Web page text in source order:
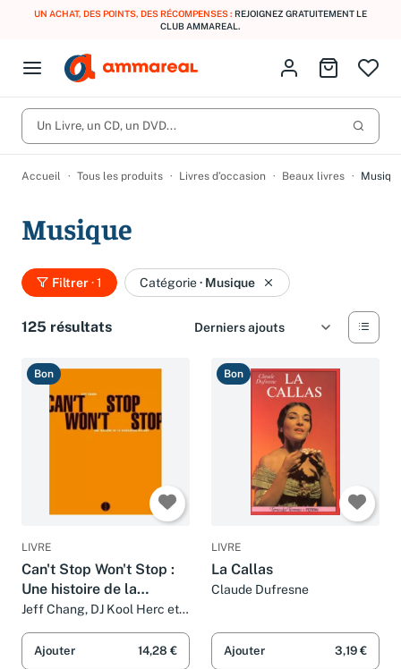
UN ACHAT, DES POINTS, DES RÉCOMPENSES : REJOIGNEZ GRATUITEMENT LE
CLUB AMMAREAL.
Open menu
Fermer le menu
CD d'occasion
Partitions
Culture à 1 €
Nos engagements
Produits Catégories
Vous n'avez pas trouvé l'article que vous cherchiez ?
Activez les notifications dans votre compte pour être alerté dès
Identifiez-vous
Aller au
Un Livre, un CD, un DVD...
Accueil Tous les produits Livres d’occasion Beaux livres
Musique
Filtrer· 1 Catégorie· Musique
125 résultats
Bon
LIVRE
Can't Stop Won't Stop :
Une histoire de la
génération hip-hop
Jeff Chang, DJ Kool Herc et
Ajouter 14,28 €
Bon
LIVRE
La Callas
Claude Dufresne
Ajouter 3,19 €